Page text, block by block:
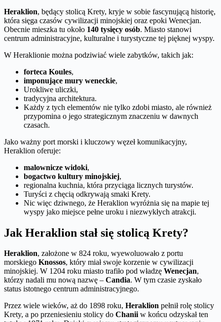
Heraklion, będący stolicą Krety, kryje w sobie fascynującą historię,
która sięga czasów cywilizacji minojskiej oraz epoki Wenecjan.
Obecnie mieszka tu około 140 tysięcy osób. Miasto stanowi
centrum administracyjne, kulturalne i turystyczne tej pięknej wyspy.
W Heraklionie można podziwiać wiele zabytków, takich jak:
forteca Koules,
imponujące mury weneckie,
Urokliwe uliczki,
tradycyjna architektura.
Każdy z tych elementów nie tylko zdobi miasto, ale również
przypomina o jego strategicznym znaczeniu w dawnych
czasach.
Jako ważny port morski i kluczowy węzeł komunikacyjny,
Heraklion oferuje:
malownicze widoki,
bogactwo kultury minojskiej,
regionalna kuchnia, która przyciąga licznych turystów.
Turyści z chęcią odkrywają smaki Krety.
Nic więc dziwnego, że Heraklion wyróżnia się na mapie tej
wyspy jako miejsce pełne uroku i niezwykłych atrakcji.
Jak Heraklion stał się stolicą Krety?
Heraklion, założone w 824 roku, wyewoluowało z portu
morskiego Knossos, który miał swoje korzenie w cywilizacji
minojskiej. W 1204 roku miasto trafiło pod władzę Wenecjan,
którzy nadali mu nową nazwę – Candia. W tym czasie zyskało
status istotnego centrum administracyjnego.
Przez wiele wieków, aż do 1898 roku, Heraklion pełnił rolę stolicy
Krety, a po przeniesieniu stolicy do Chaniiw końcu odzyskał ten